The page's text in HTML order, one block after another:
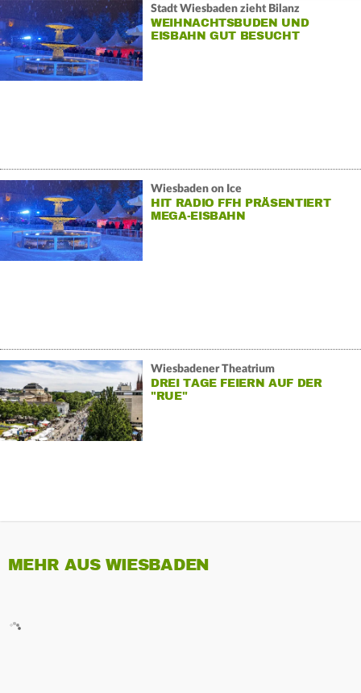
Stadt Wiesbaden zieht Bilanz
WEIHNACHTSBUDEN UND
EISBAHN GUT BESUCHT
Wiesbaden on Ice
HIT RADIO FFH PRÄSENTIERT
MEGA-EISBAHN
Wiesbadener Theatrium
DREI TAGE FEIERN AUF DER
"RUE"
MEHR AUS WIESBADEN